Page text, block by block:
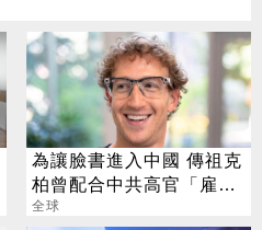
為讓臉書進入中國 傳祖克
柏曾配合中共高官「雇
300人審查異見」
全球